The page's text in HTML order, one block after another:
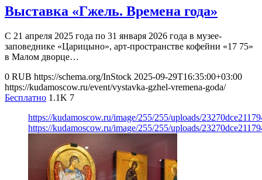
Выставка «Гжель. Времена года»
С 21 апреля 2025 года по 31 января 2026 года в музее-
заповеднике «Царицыно», арт-пространстве кофейни «17 75»
в Малом дворце…
0 RUB https://schema.org/InStock 2025-09-29T16:35:00+03:00
https://kudamoscow.ru/event/vystavka-gzhel-vremena-goda/
Бесплатно 1.1K 7
https://kudamoscow.ru/image/255/255/uploads/
https://kudamoscow.ru/image/255/255/uploads/